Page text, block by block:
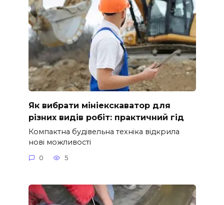
Як вибрати мініекскаватор для
різних видів робіт: практичний гід
Компактна будівельна техніка відкрила
нові можливості
0 5